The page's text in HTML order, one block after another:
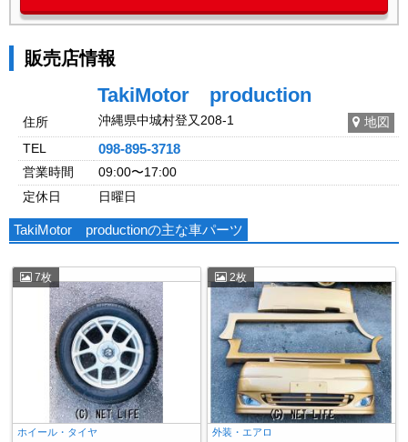
販売店情報
TakiMotor production
住所 沖縄県中城村登又208-1
地図
TEL
098-895-3718
営業時間
09:00〜17:00
定休日
日曜日
TakiMotor productionの主な車パーツ
7枚
ホイール・タイヤ
2枚
外装・エアロ